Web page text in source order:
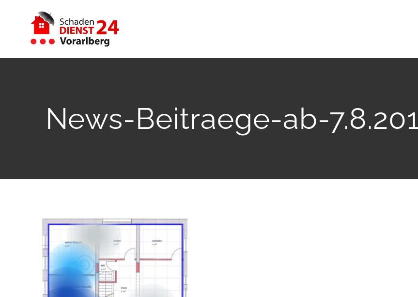
News-Beitraege-ab-